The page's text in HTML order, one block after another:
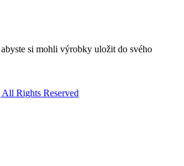
si mohli výrobky uložit do svého
Rights Reserved